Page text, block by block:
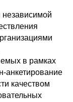
независимой
в рамках
анкетирование
качеством